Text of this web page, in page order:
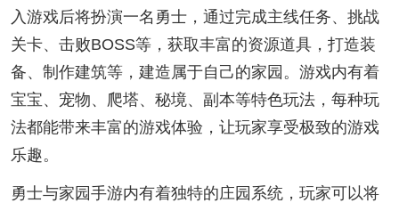
入游戏后将扮演一名勇士，通过完成主线任务、挑战
关卡、击败BOSS等，获取丰富的资源道具，打造装
备、制作建筑等，建造属于自己的家园。游戏内有着
宝宝、宠物、爬塔、秘境、副本等特色玩法，每种玩
法都能带来丰富的游戏体验，让玩家享受极致的游戏
乐趣。
勇士与家园手游内有着独特的庄园系统，玩家可以将